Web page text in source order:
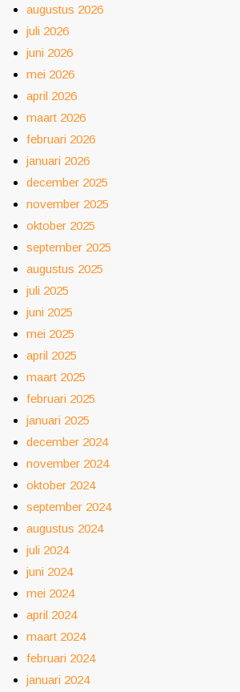
augustus 2026
juli 2026
juni 2026
mei 2026
april 2026
maart 2026
februari 2026
januari 2026
december 2025
november 2025
oktober 2025
september 2025
augustus 2025
juli 2025
juni 2025
mei 2025
april 2025
maart 2025
februari 2025
januari 2025
december 2024
november 2024
oktober 2024
september 2024
augustus 2024
juli 2024
juni 2024
mei 2024
april 2024
maart 2024
februari 2024
januari 2024